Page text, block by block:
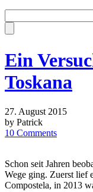
Ein
Toskana
27. August 2015
by Patrick
10 Comments
Schon seit Jahren
Wege ging. Zuerst lief
Compostela, in 2013